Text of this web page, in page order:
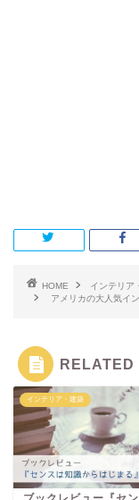
HOME
インテリア
アメリカの大人気イ
RELATED
インテリア・建築